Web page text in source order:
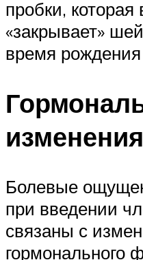
пробки, которая
«закрывает»
время
изменения
Болевые
при введении
связаны с
гормонального